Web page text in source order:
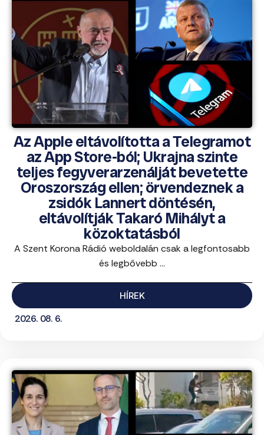
Az Apple eltávolította a Telegramot
az App Store-ból; Ukrajna szinte
teljes fegyverarzenálját bevetette
Oroszország ellen; örvendeznek a
zsidók Lannert döntésén,
eltávolítják Takaró Mihályt a
közoktatásból
A Szent Korona Rádió weboldalán csak a legfontosabb
és legbővebb ...
HÍREK
2026. 08. 6.